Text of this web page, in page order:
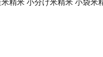
精米 小分け米精米 小袋米